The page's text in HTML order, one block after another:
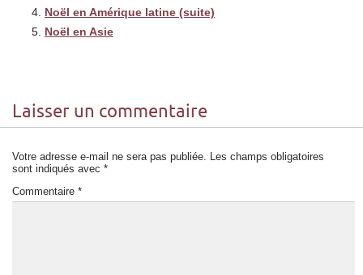
Noël en Amérique latine (suite)
Noël en Asie
Laisser un commentaire
Votre adresse e-mail ne sera pas publiée. Les champs obligatoires
sont indiqués avec *
Commentaire *